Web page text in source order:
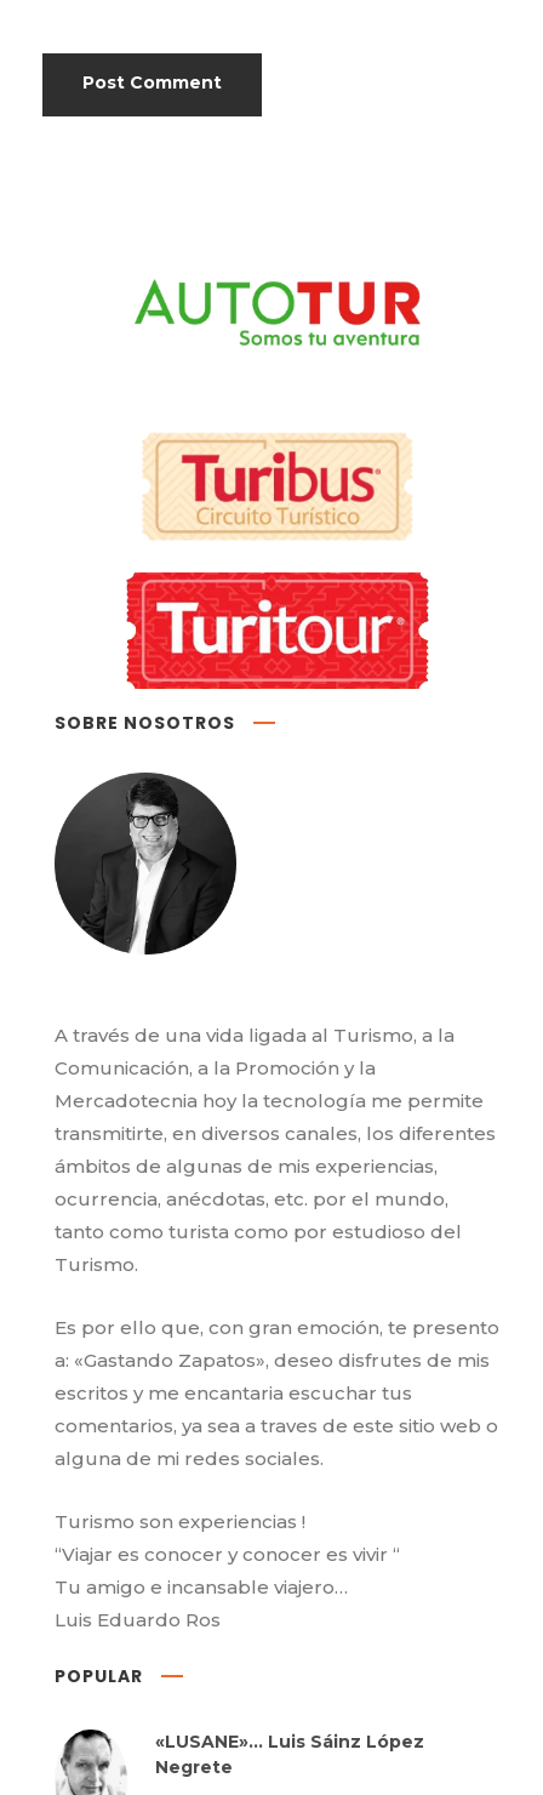
SOBRE NOSOTROS
A través de una vida ligada al Turismo, a la
Comunicación, a la Promoción y la
Mercadotecnia hoy la tecnología me permite
transmitirte, en diversos canales, los diferentes
ámbitos de algunas de mis experiencias,
ocurrencia, anécdotas, etc. por el mundo,
tanto como turista como por estudioso del
Turismo.
Es por ello que, con gran emoción, te presento
a: «Gastando Zapatos», deseo disfrutes de mis
escritos y me encantaria escuchar tus
comentarios, ya sea a traves de este sitio web o
alguna de mi redes sociales.
Turismo son experiencias !
“Viajar es conocer y conocer es vivir “
Tu amigo e incansable viajero…
Luis Eduardo Ros
POPULAR
«LUSANE»… Luis Sáinz López
Negrete